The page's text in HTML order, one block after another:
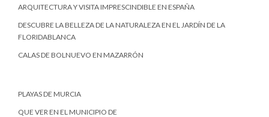
ARQUITECTURA Y VISITA IMPRESCINDIBLE EN ESPAÑA
DESCUBRE LA BELLEZA DE LA NATURALEZA EN EL JARDÍN DE LA
FLORIDABLANCA
CALAS DE BOLNUEVO EN MAZARRÓN
PLAYAS DE MURCIA
QUE VER EN EL MUNICIPIO DE